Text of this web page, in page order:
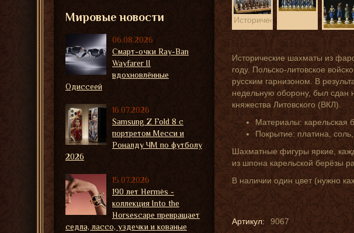
Исторические
шахматы
Исторические шахматы из
году. Польско-литовское
русским гарнизоном. В
недельную оборону, был сдан
княжества Литовского (ВКЛ).
Материалы: карельская
Покрытие: платина,
Шахматные фигуры яркие,
из шпона карельской берёзы
В наличии один цвет (нужно
Артикул: 9067
Мировые новости
06.08.2026
Смарт-очки Ray-Ban
Wayfarer II
вдохновлённые
Одиссеей
16.07.2026
Samsung Z Fold 8 с
портретом Месси и
Роналду ЧМ по футболу
2026
15.07.2026
190 лет Hermès -
коллекция Into the
Horsescape превращает
седла, лассо, уздечки и кованые